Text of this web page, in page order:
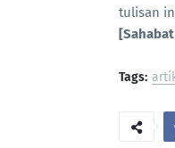
tulisan
Tags: